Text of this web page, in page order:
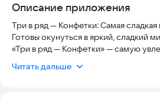
Описание приложения
Три в ряд — Конфетки: Самая
Готовы окунуться в яркий, сладкий
«Три в ряд — Конфетки» — самую
это новый вызов, а каждая победа
Читать дальше